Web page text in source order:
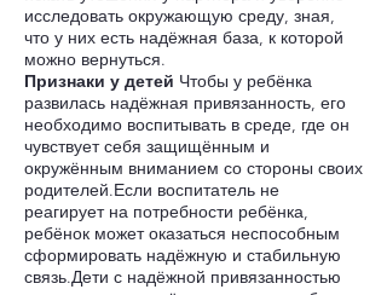
исследовать окружающую среду, зная,
что у них есть надёжная база, к которой
можно вернуться.
Признаки у детей Чтобы у ребёнка
развилась надёжная привязанность, его
необходимо воспитывать в среде, где он
чувствует себя защищённым и
окружённым вниманием со стороны своих
родителей.Если воспитатель не
реагирует на потребности ребёнка,
ребёнок может оказаться неспособным
сформировать надёжную и стабильную
связь.Дети с надёжной привязанностью